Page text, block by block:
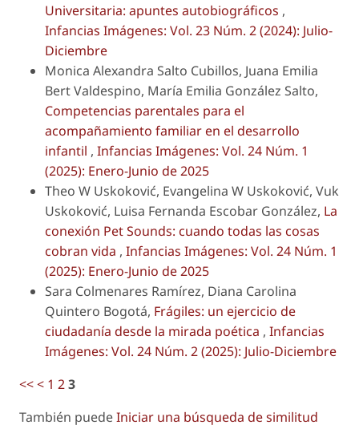
Universitaria: apuntes autobiográficos ,
Infancias Imágenes: Vol. 23 Núm. 2 (2024): Julio-
Diciembre
Monica Alexandra Salto Cubillos, Juana Emilia
Bert Valdespino, María Emilia González Salto,
Competencias parentales para el
acompañamiento familiar en el desarrollo
infantil , Infancias Imágenes: Vol. 24 Núm. 1
(2025): Enero-Junio de 2025
Theo W Uskoković, Evangelina W Uskoković, Vuk
Uskoković, Luisa Fernanda Escobar González, La
conexión Pet Sounds: cuando todas las cosas
cobran vida , Infancias Imágenes: Vol. 24 Núm. 1
(2025): Enero-Junio de 2025
Sara Colmenares Ramírez, Diana Carolina
Quintero Bogotá, Frágiles: un ejercicio de
ciudadanía desde la mirada poética , Infancias
Imágenes: Vol. 24 Núm. 2 (2025): Julio-Diciembre
<<< 1 23
También puedeIniciar una búsqueda de similitud